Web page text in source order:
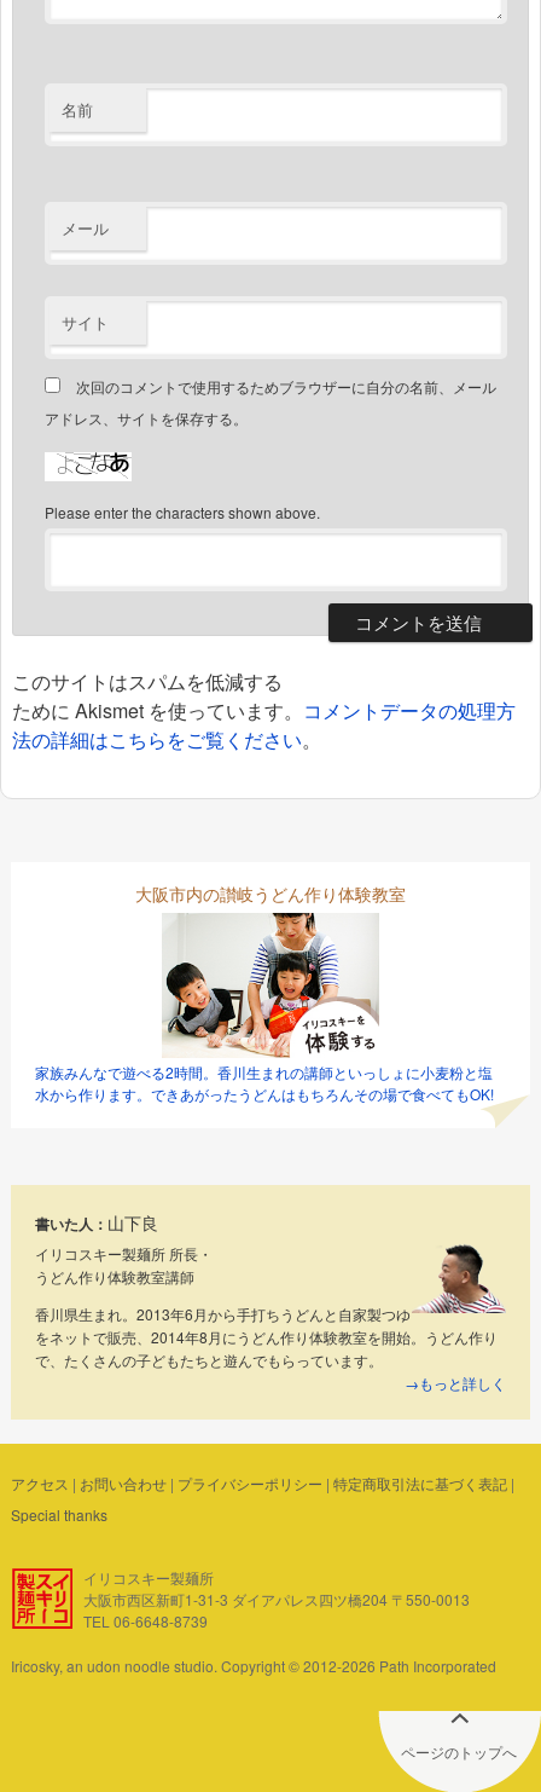
名前
メール
サイト
次回のコメントで使用するためブラウザーに自分の名前、メール
アドレス、サイトを保存する。
Please enter the characters shown above.
このサイトはスパムを低減する
ために Akismet を使っています。 コメントデータの処理方
法の詳細はこちらをご覧ください。
大阪市内の讃岐うどん作り体験教室
家族みんなで遊べる2時間。香川生まれの講師といっしょに小麦粉と塩
水から作ります。できあがったうどんはもちろんその場で食べてもOK!
書いた人： 山下良
イリコスキー製麺所 所長・
うどん作り体験教室講師
香川県生まれ。2013年6月から手打ちうどんと自家製つゆ
をネットで販売、2014年8月にうどん作り体験教室を開始。うどん作り
で、たくさんの子どもたちと遊んでもらっています。
→もっと詳しく
アクセス | お問い合わせ| プライバシーポリシー | 特定商取引法に基づく表記|
Special thanks
イリコスキー製麺所
大阪市西区新町1-31-3 ダイアパレス四ツ橋204 〒550-0013
TEL 06-6648-8739
Iricosky, an udon noodle studio. Copyright © 2012-2026 Path Incorporated
ページのトップへ